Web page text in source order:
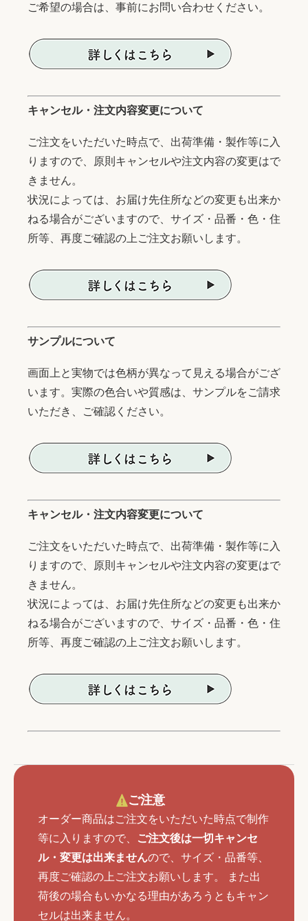
ご希望の場合は、事前にお問い合わせください。
キャンセル・注文内容変更について
ご注文をいただいた時点で、出荷準備・製作等に入
りますので、原則キャンセルや注文内容の変更はで
きません。
状況によっては、お届け先住所などの変更も出来か
ねる場合がございますので、サイズ・品番・色・住
所等、再度ご確認の上ご注文お願いします。
サンプルについて
画面上と実物では色柄が異なって見える場合がござ
います。実際の色合いや質感は、サンプルをご請求
いただき、ご確認ください。
キャンセル・注文内容変更について
ご注文をいただいた時点で、出荷準備・製作等に入
りますので、原則キャンセルや注文内容の変更はで
きません。
状況によっては、お届け先住所などの変更も出来か
ねる場合がございますので、サイズ・品番・色・住
所等、再度ご確認の上ご注文お願いします。
ご注意
オーダー商品はご注文をいただいた時点で制作
等に入りますので、
ご注文後は一切キャンセ
ル・変更は出来ませんので、サイズ・品番等、
再度ご確認の上ご注文お願いします。 また出
荷後の場合もいかなる理由があろうともキャン
セルは出来ません。